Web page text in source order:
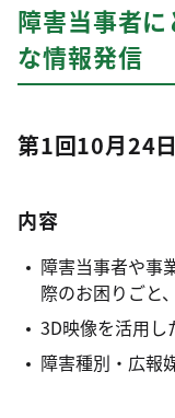
障害当事者
な情報発信
第1回10月24日
内容
障害当事者や事
際のお困りごと
3D映像を活用し
障害種別・広